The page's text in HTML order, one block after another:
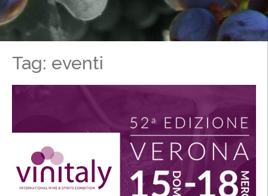
Tag: eventi